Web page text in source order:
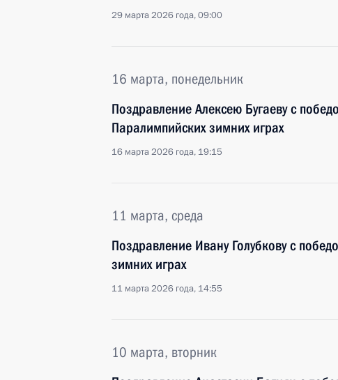
29 марта 2026 года, 09:00
16 марта, понедельник
Поздравление Алексею Бугаеву с
Паралимпийских зимних играх
16 марта 2026 года, 19:15
11 марта, среда
Поздравление Ивану Голубкову с
зимних играх
11 марта 2026 года, 14:55
10 марта, вторник